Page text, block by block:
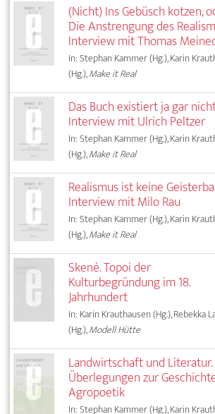
(Nicht) Ins Gebüsch kotzen,
Die Anstrengung des
Interview mit Thomas
In: Stephan Kammer (Hg.), Karin
(Hg.),Make it Real
Das Buch existiert ja gar
Interview mit Ulrich Peltzer
In: Stephan Kammer (Hg.), Karin
(Hg.),Make it Real
Realismus ist keine
Interview mit Milo Rau
In: Stephan Kammer (Hg.), Karin
(Hg.),Make it Real
Skené. Topoi der
Kulturbegründung im 18.
Jahrhundert
In: Karin Krauthausen (Hg.), Rebekka
(Hg.),Modell Hütte
Landwirtschaft und Literatur.
Überlegungen zur
Agropoetik
In: Stephan Kammer (Hg.), Karin